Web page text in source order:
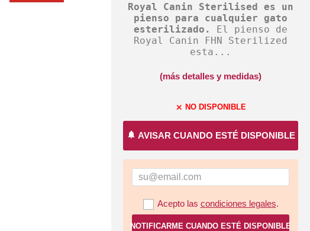
Royal Canin Sterilised es un
pienso para cualquier gato
esterilizado.
El pienso de
Royal Canin FHN Sterilized
esta...
(más detalles y medidas)
close NO DISPONIBLE
notifications AVISAR CUANDO ESTÉ DISPONIBLE
Acepto las condiciones legales.
NOTIFICARME CUANDO ESTÉ DISPONIBLE